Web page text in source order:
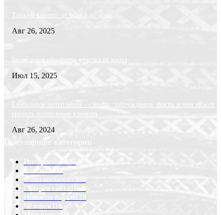
Тонкий клиент: от офиса до дома
Авг 26, 2025
Безопасная обработка участка от крота
Июл 15, 2025
Глобальное потепление — мифы, заблуждения, факты и чем может
грозить потепление климата
Авг 26, 2024
Популярные категории
Интересно
Статьи
Фото космоса
1999
Галерея сайта 1068
Новости науки
Человек